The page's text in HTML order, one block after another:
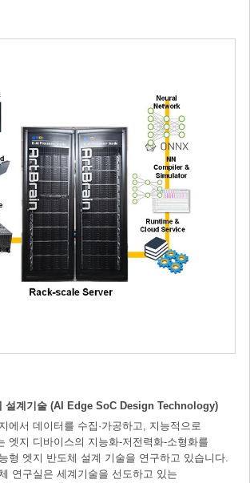
설계기술 (AI Edge SoC Design Technology)
에서 데이터를 수집·가공하고, 지능적으로
엣지 디바이스의 지능화-저전력화-소형화를
형 엣지 반도체 설계 기술을 연구하고 있습니다.
연구실은 세계기술을 선도하고 있는